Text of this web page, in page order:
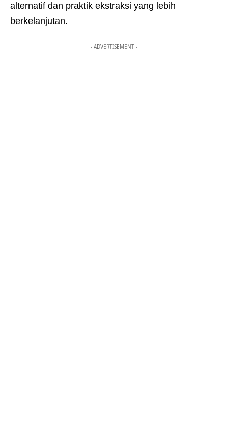
alternatif dan praktik ekstraksi yang lebih
berkelanjutan.
- ADVERTISEMENT -